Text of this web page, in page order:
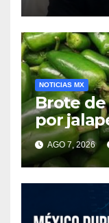
NOTICIAS MX
Brote de
por
345
AGO 7, 2026